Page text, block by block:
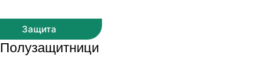
Защита
Полузащитници